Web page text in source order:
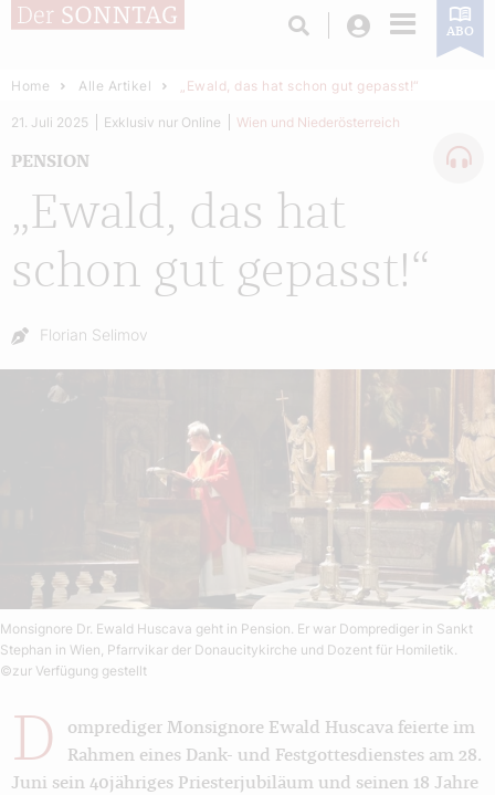
Login ABO
Home Alle Artikel „Ewald, das hat schon gut gepasst!“
„Ewald, das hat
schon gut gepasst!“
PENSION
21. Juli 2025 Exklusiv nur Online Wien und Niederösterreich
Autor:
Florian Selimov
Monsignore Dr. Ewald Huscava geht in Pension. Er war Domprediger in Sankt
Stephan in Wien, Pfarrvikar der Donaucitykirche und Dozent für Homiletik.
©zur Verfügung gestellt
D
omprediger Monsignore Ewald Huscava feierte im
Rahmen eines Dank- und Festgottesdienstes am 28.
Juni sein 40jähriges Priesterjubiläum und seinen 18 Jahre